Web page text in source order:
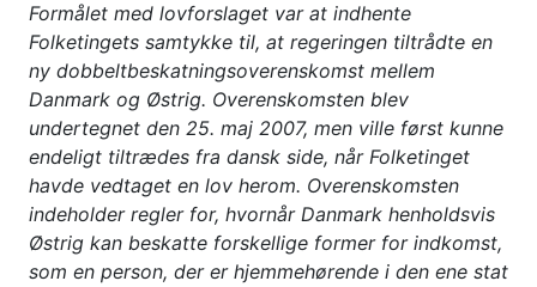
Formålet med lovforslaget var at indhente
Folketingets samtykke til, at regeringen tiltrådte en
ny dobbeltbeskatningso­verenskomst mellem
Danmark og Østrig. Overenskomsten blev
undertegnet den 25. maj 2007, men ville først kunne
endeligt tiltrædes fra dansk side, når Folketinget
havde vedtaget en lov herom. Overenskomsten
indeholder regler for, hvornår Danmark henholdsvis
Østrig kan beskatte forskellige former for indkomst,
som en person, der er hjemmehørende i den ene stat